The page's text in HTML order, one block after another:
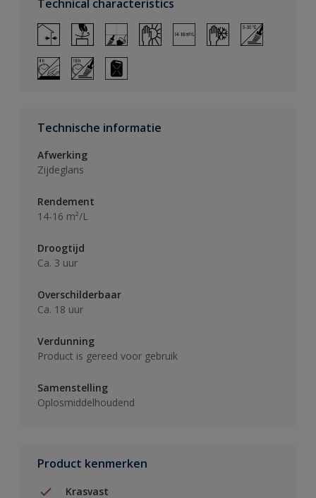
Technical characteristics
Technische informatie
Afwerking
Zijdeglans
Rendement
14-16 m²/L
Droogtijd
Ca. 3 uur
Overschilderbaar
Ca. 18 uur
Verdunning
Product is gereed voor gebruik
Samenstelling
Oplosmiddelhoudend
Product kenmerken
Krasvast